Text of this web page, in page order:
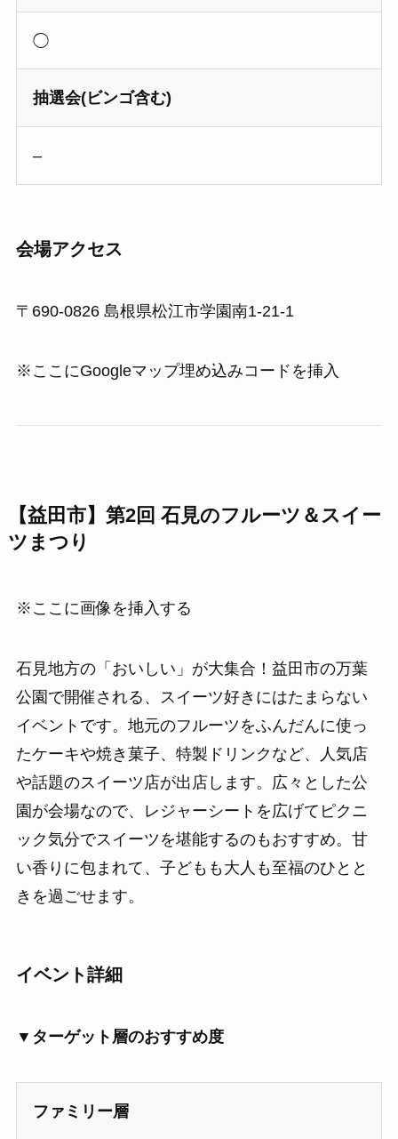
◯
抽選会(ビンゴ含む)
–
会場アクセス
〒690-0826 島根県松江市学園南1-21-1
※ここにGoogleマップ埋め込みコードを挿入
【益田市】第2回 石見のフルーツ＆スイー
ツまつり
※ここに画像を挿入する
石見地方の「おいしい」が大集合！益田市の万葉
公園で開催される、スイーツ好きにはたまらない
イベントです。地元のフルーツをふんだんに使っ
たケーキや焼き菓子、特製ドリンクなど、人気店
や話題のスイーツ店が出店します。広々とした公
園が会場なので、レジャーシートを広げてピクニ
ック気分でスイーツを堪能するのもおすすめ。甘
い香りに包まれて、子どもも大人も至福のひとと
きを過ごせます。
イベント詳細
▼ターゲット層のおすすめ度
ファミリー層